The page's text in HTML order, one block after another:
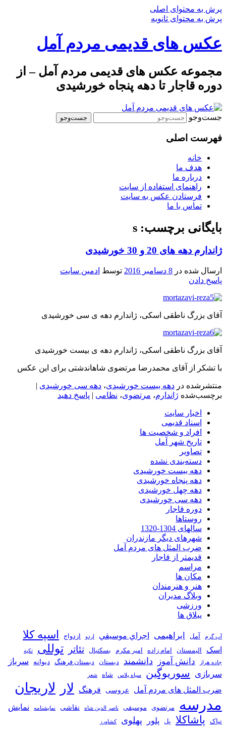
پرش به محتوای اصلی
پرش به محتوای ثانویه
عکس های قدیمی مردم آمل
مجموعه عکس های قدیمی مردم آمل – از
دوره قاجار تا دهه پنجاه خورشیدی
جست‌وجو
فهرست اصلی
خانه
هدف ما
درباره ما
راهنمای استفاده از سایت
فرستادن عکس به سایت
تماس با ما
بایگانی برچسب: s
ژاندارم دهه های 20 و 30 خورشیدی
ارسال شده در 8 دسامبر 2016 توسط ادمین سایت
پاسخ دادن
آقای بزرگ ناطقی اسکی، ژاندارم دهه ی سی خورشیدی
آقای بزرگ ناطقی اسکی، ژاندارم دهه ی بیست خورشیدی
با تشکر از آقای محمدرضا مرتضوی شاهاندشتی برای این عکس
منتشرشده در دهه بیست خورشیدی، دهه سی خورشیدی |
برچسب‌شده ژاندارم، مرتضوی، نظامی | پاسخ دهید
اخبار سایت
اسناد قدیمی
افراد و شخصیت ها
تاریخ شهر آمل
تصاویر
دسته‌بندی نشده
دهه بیست خورشیدی
دهه پنجاه خورشیدی
دهه چهل خورشیدی
دهه سی خورشیدی
دوره قاجار
روستاها
سالهای 1304-1320
شهرهای دیگر مازندران
ضرب المثل های مردم آمل
قدیمتر از قاجار
مراسم
مکان ها
هنر و هنرمندان
وبلاگ مدیران
ورزشی
ییلاق ها
آب گرم آمل ابراهیمی اجراي موسيقي اردو ازدواج اسپه کلا
اسک الیمستان امام زاده امیر مکرم بسکتبال تئاتر توللی تکیه
جاده هراز دانش آموز دانشمند دبستان دبستان فرهنگ دیوانه
سرباز
سربازی
سوریوگین سیاه پلاس شاه شعر
ضرب المثل های مردم آمل عروسی فرهنگ لار لاریجان
مدرسه مرتضوی موسیقی ناصر الدین شاه نقاشی نمايشنامه نمایش
نیاک پاشاکلا پل پلور پهلوی کشاورز